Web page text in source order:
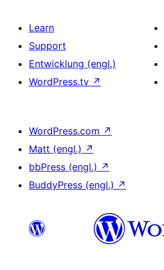
Learn
Support
Entwicklung (engl.)
WordPress.tv ↗
WordPress.com ↗
Matt (engl.) ↗
bbPress (engl.) ↗
BuddyPress (engl.) ↗